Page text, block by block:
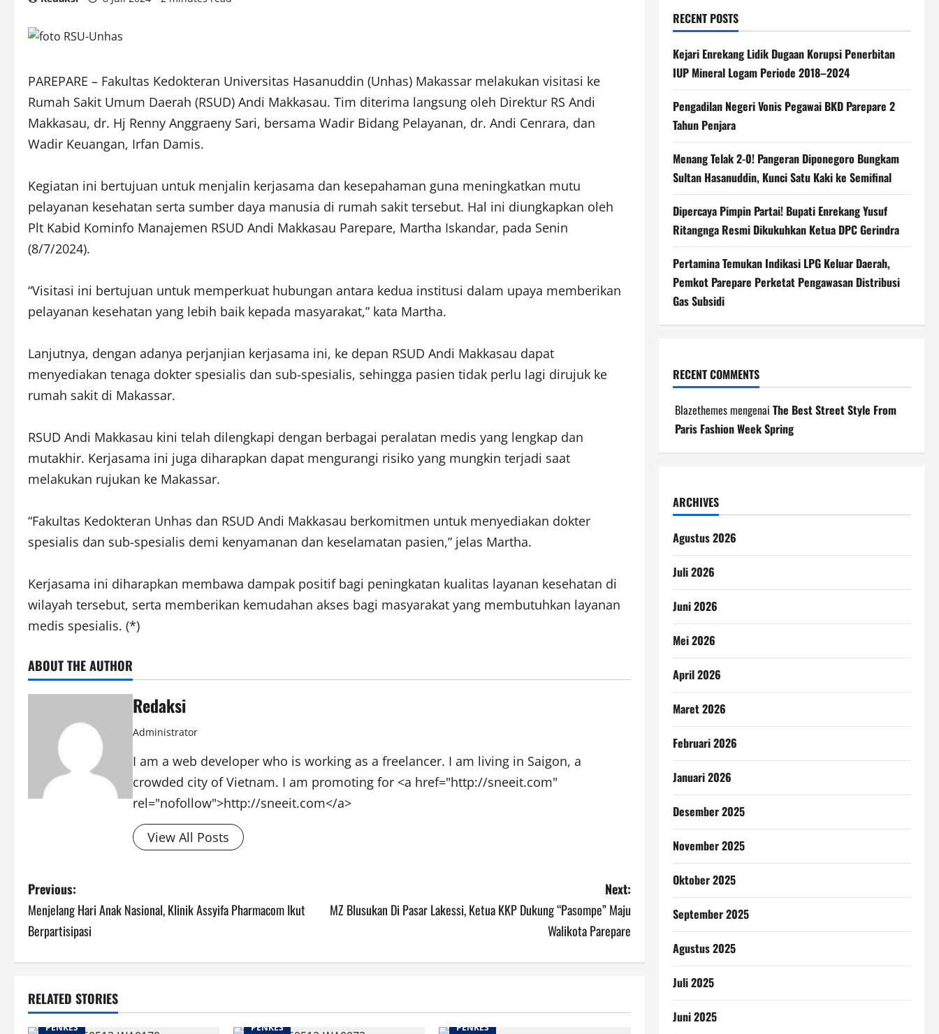
PAREPARE – Fakultas Kedokteran Universitas Hasanuddin (Unhas) Makassar melakukan visitasi ke
Rumah Sakit Umum Daerah (RSUD) Andi Makkasau. Tim diterima langsung oleh Direktur RS Andi
Makkasau, dr. Hj Renny Anggraeny Sari, bersama Wadir Bidang Pelayanan, dr. Andi Cenrara, dan
Wadir Keuangan, Irfan Damis.
Kegiatan ini bertujuan untuk menjalin kerjasama dan kesepahaman guna meningkatkan mutu
pelayanan kesehatan serta sumber daya manusia di rumah sakit tersebut. Hal ini diungkapkan oleh
Plt Kabid Kominfo Manajemen RSUD Andi Makkasau Parepare, Martha Iskandar, pada Senin
(8/7/2024).
“Visitasi ini bertujuan untuk memperkuat hubungan antara kedua institusi dalam upaya memberikan
pelayanan kesehatan yang lebih baik kepada masyarakat,” kata Martha.
Lanjutnya, dengan adanya perjanjian kerjasama ini, ke depan RSUD Andi Makkasau dapat
menyediakan tenaga dokter spesialis dan sub-spesialis, sehingga pasien tidak perlu lagi dirujuk ke
rumah sakit di Makassar.
RSUD Andi Makkasau kini telah dilengkapi dengan berbagai peralatan medis yang lengkap dan
mutakhir. Kerjasama ini juga diharapkan dapat mengurangi risiko yang mungkin terjadi saat
melakukan rujukan ke Makassar.
“Fakultas Kedokteran Unhas dan RSUD Andi Makkasau berkomitmen untuk menyediakan dokter
spesialis dan sub-spesialis demi kenyamanan dan keselamatan pasien,” jelas Martha.
Kerjasama ini diharapkan membawa dampak positif bagi peningkatan kualitas layanan kesehatan di
wilayah tersebut, serta memberikan kemudahan akses bagi masyarakat yang membutuhkan layanan
medis spesialis. (*)
ABOUT THE AUTHOR
Redaksi
Administrator
I am a web developer who is working as a freelancer. I am living in Saigon, a
crowded city of Vietnam. I am promoting for <a href="http://sneeit.com"
rel="nofollow">http://sneeit.com</a>
View All Posts
Post
navigation
Previous:
Menjelang Hari Anak Nasional, Klinik Assyifa Pharmacom Ikut
Berpartisipasi
Next:
MZ Blusukan Di Pasar Lakessi, Ketua KKP Dukung “Pasompe” Maju
Walikota Parepare
RELATED STORIES
PENKES PENKES PENKES
RECENT POSTS
Kejari Enrekang Lidik Dugaan Korupsi Penerbitan
IUP Mineral Logam Periode 2018–2024
Pengadilan Negeri Vonis Pegawai BKD Parepare 2
Tahun Penjara
Menang Telak 2-0! Pangeran Diponegoro Bungkam
Sultan Hasanuddin, Kunci Satu Kaki ke Semifinal
Dipercaya Pimpin Partai! Bupati Enrekang Yusuf
Ritangnga Resmi Dikukuhkan Ketua DPC Gerindra
Pertamina Temukan Indikasi LPG Keluar Daerah,
Pemkot Parepare Perketat Pengawasan Distribusi
Gas Subsidi
RECENT COMMENTS
Blazethemesmengenai The Best Street Style From
Paris Fashion Week Spring
ARCHIVES
Agustus 2026
Juli 2026
Juni 2026
Mei 2026
April 2026
Maret 2026
Februari 2026
Januari 2026
Desember 2025
November 2025
Oktober 2025
September 2025
Agustus 2025
Juli 2025
Juni 2025